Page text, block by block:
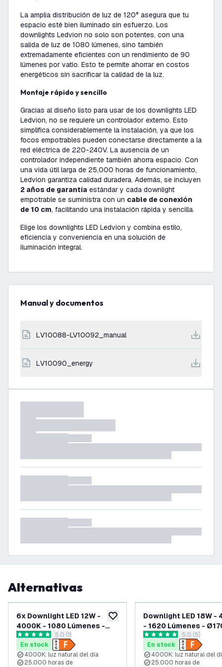
La amplia distribución de luz de 120° asegura que tu
espacio esté bien iluminado sin esfuerzo. Los
downlights Ledvion no solo son potentes, con una
salida de luz de 1080 lúmenes, sino también
extremadamente eficientes con un rendimiento de 90
lúmenes por vatio. Esto te permite ahorrar en costos
energéticos sin sacrificar la calidad de la luz.
Montaje rápido y sencillo
Gracias al diseño listo para usar de los downlights LED
Ledvion, no se requiere un controlador externo. Esto
simplifica considerablemente la instalación, ya que los
focos empotrables pueden conectarse directamente a la
red eléctrica de 220-240V. La ausencia de un
controlador independiente también ahorra espacio. Con
una vida útil larga de 25,000 horas de funcionamiento,
Ledvion garantiza calidad duradera. Además, se incluyen
2 años de garantía estándar y cada downlight
empotrable se suministra con un cable de conexión
de 10 cm, facilitando una instalación rápida y sencilla.
Elige los downlights LED Ledvion y combina estilo,
eficiencia y conveniencia en una solución de
iluminación integral.
Manual y documentos
LV10088-LV10092_manual
LV10090_energy
Alternativas
añadir a lista de deseos
6x Downlight LED 12W -
4000K - 1080 Lúmenes -
Ø140 mmabrir el panel de reseñas
5 estrellas de puntuación
5.0 (1)
En stock
4000K: luz natural del día
25.000 horas de
Downlight LED 18W -
- 1620 Lúmenes -
abrir el
5 estrellas de puntuación
5.0 (5)
En stock
4000K: luz natural del
25.000 horas de